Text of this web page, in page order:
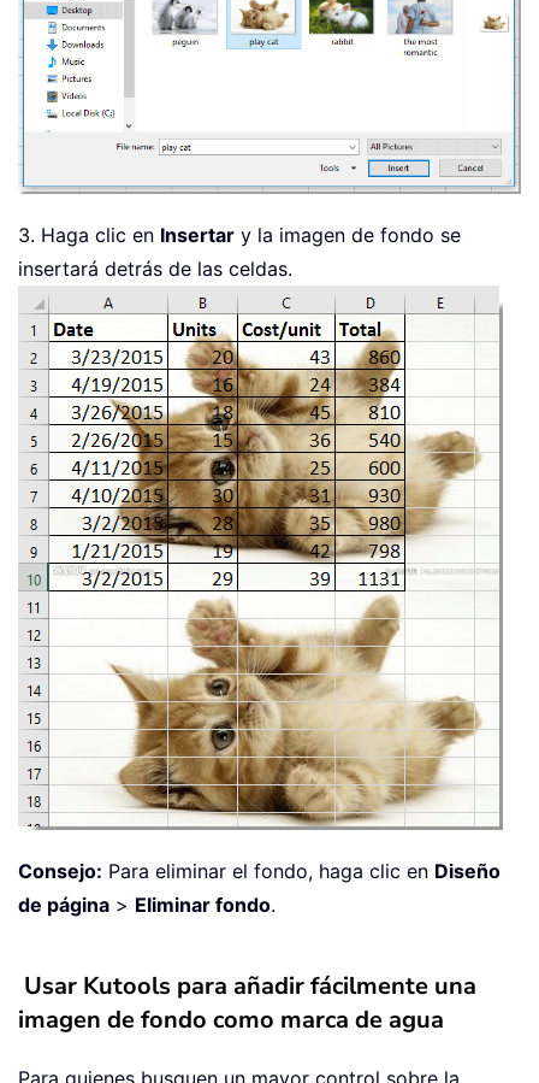
3. Haga clic en Insertar y la imagen de fondo se
insertará detrás de las celdas.
Consejo: Para eliminar el fondo, haga clic en Diseño
de página > Eliminar fondo.
Usar Kutools para añadir fácilmente una
imagen de fondo como marca de agua
Para quienes busquen un mayor control sobre la